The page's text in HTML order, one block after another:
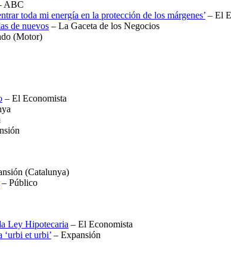
ABC
toda mi energía en la protección de los márgenes’ – El
de nuevos – La Gaceta de los Negocios
(Motor)
– El Economista
(Catalunya)
– Público
Ley Hipotecaria – El Economista
et urbi’ – Expansión